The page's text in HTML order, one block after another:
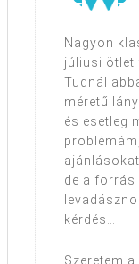
Nagyon
júliusi ötlet
Tudnál
méretű
és esetleg
de a forrás
kérdés…
Szeretem